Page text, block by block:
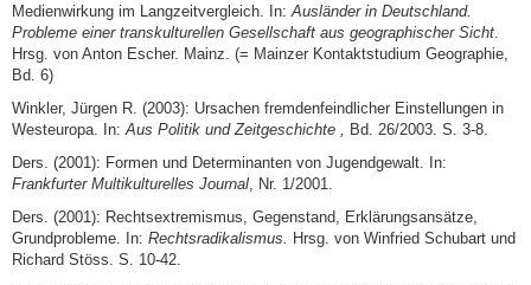
Medienwirkung im Langzeitvergleich. In: Ausländer in Deutschland.
Probleme einer transkulturellen Gesellschaft aus geographischer Sicht
Hrsg. von Anton Escher. Mainz. (= Mainzer Kontaktstudium Geographie,
Bd. 6)
Winkler, Jürgen R. (2003): Ursachen fremdenfeindlicher Einstellungen in
Westeuropa. In: Aus Politik und Zeitgeschichte ,
Bd. 26/2003. S. 3-8.
Ders. (2001): Formen und Determinanten von Jugendgewalt. In:
Frankfurter Multikulturelles Journal , Nr. 1/2001.
Ders. (2001): Rechtsextremismus, Gegenstand, Erklärungsansätze,
Grundprobleme. In: Rechtsradikalismus.
Hrsg. von Winfried Schubart und
Richard Stöss. S. 10-42.